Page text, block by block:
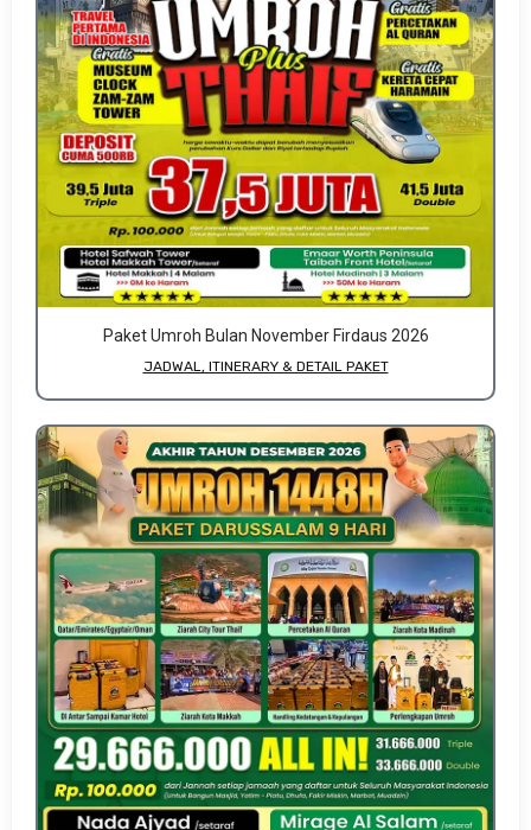
Paket Umroh Bulan November Firdaus 2026
JADWAL, ITINERARY & DETAIL PAKET